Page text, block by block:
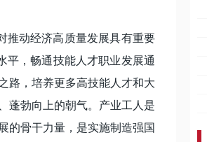
推动经济高质量发展具有重要
平，畅通技能人才职业发展通
路，培养更多高技能人才和大
蓬勃向上的朝气。产业工人是
的骨干力量，是实施制造强国